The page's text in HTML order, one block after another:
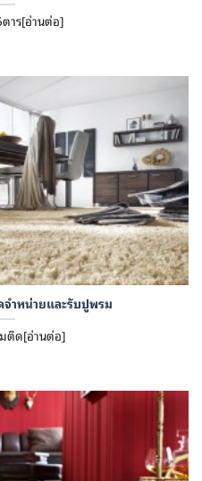
าร[อ่านต่อ]
ำหน่ายและรับปูพรม
ติด[อ่านต่อ]